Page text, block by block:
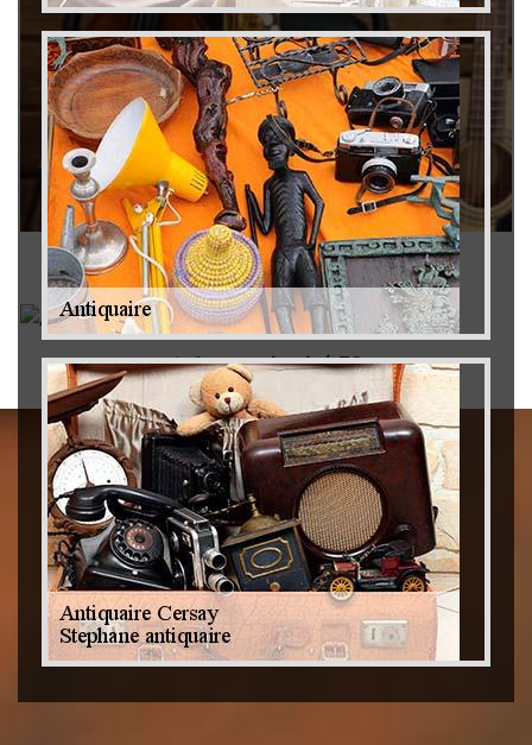
Rachat instrument de musique 79
Achat antiquité 79